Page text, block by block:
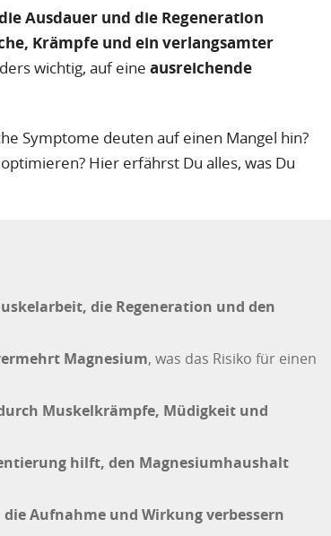
Ausdauer und die Regeneration
Krämpfe und ein verlangsamter
wichtig, auf eine ausreichende
Symptome deuten auf einen Mangel hin?
Hier erfährst Du alles, was Du
die Regeneration und den
Magnesium, was das Risiko für einen
Muskelkrämpfe, Müdigkeit und
hilft, den Magnesiumhaushalt
Aufnahme und Wirkung verbessern